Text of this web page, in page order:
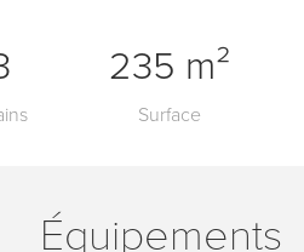
Surface
235 m²
Équipements